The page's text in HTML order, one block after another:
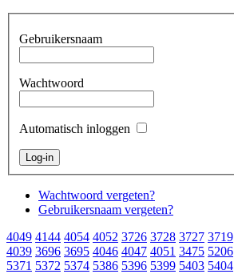
Gebruikersnaam
Wachtwoord
Automatisch inloggen
Wachtwoord vergeten?
Gebruikersnaam vergeten?
4049 4144 4054 4052 3726 3728 3727 3719
4039 3696 3695 4046 4047 4051 3475 5206
5371 5372 5374 5386 5396 5399 5403 5404